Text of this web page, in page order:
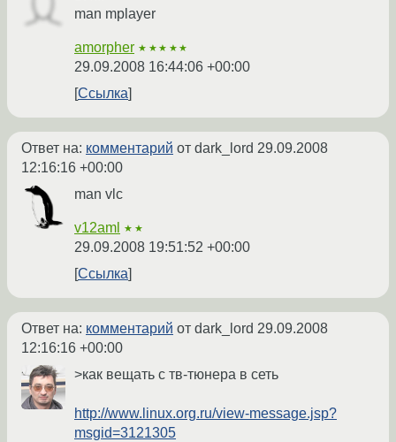
man mplayer
amorpher ★★★★★
29.09.2008 16:44:06 +00:00
Ссылка
Ответ на: комментарий от dark_lord 29.09.2008
12:16:16 +00:00
man vlc
v12aml ★★
29.09.2008 19:51:52 +00:00
Ссылка
Ответ на: комментарий от dark_lord 29.09.2008
12:16:16 +00:00
>как вещать с тв-тюнера в сеть
http://www.linux.org.ru/view-message.jsp?
msgid=3121305